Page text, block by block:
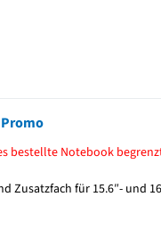
bestellte Notebook
Zusatzfach für 15.6″- und